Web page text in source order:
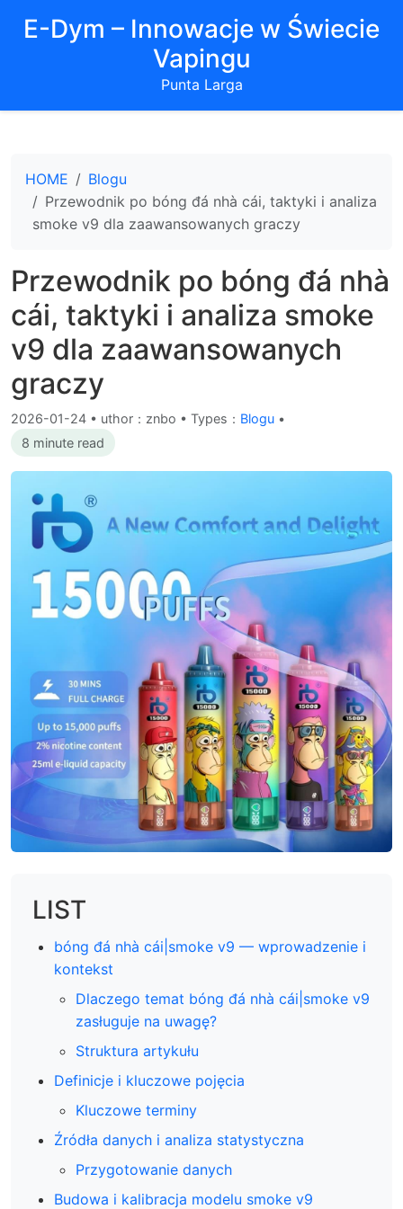
E-Dym – Innowacje w Świecie
Vapingu
Punta Larga
HOME
Blogu
Przewodnik po bóng đá nhà cái, taktyki i analiza
smoke v9 dla zaawansowanych graczy
Przewodnik po bóng đá nhà
cái, taktyki i analiza smoke
v9 dla zaawansowanych
graczy
2026-01-24 • uthor：znbo • Types： Blogu •
8 minute read
LIST
bóng đá nhà cái|smoke v9 — wprowadzenie i
kontekst
Dlaczego temat bóng đá nhà cái|smoke v9
zasługuje na uwagę?
Struktura artykułu
Definicje i kluczowe pojęcia
Kluczowe terminy
Źródła danych i analiza statystyczna
Przygotowanie danych
Budowa i kalibracja modelu smoke v9